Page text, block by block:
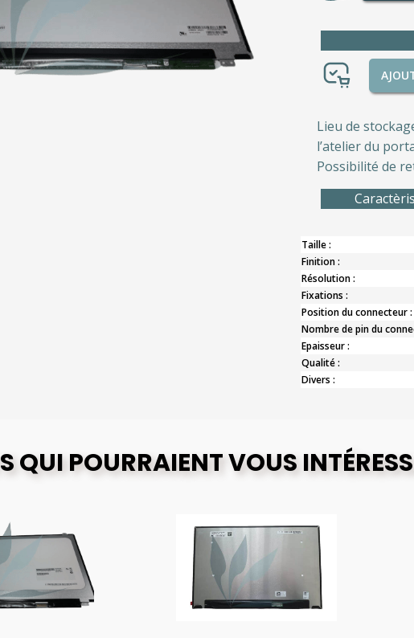
Lieu de
l’atelier du
Possibilité de
Taille :
Finition :
Résolution :
Fixations :
Position du connecteur :
Nombre de pin du
Epaisseur :
Qualité :
Divers :
QUI POURRAIENT VOUS